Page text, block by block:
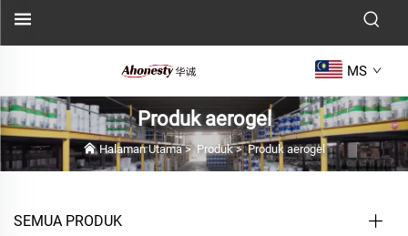
MS
Produk aerogel
Halaman Utama>Produk>Produk aerogel
SEMUA PRODUK